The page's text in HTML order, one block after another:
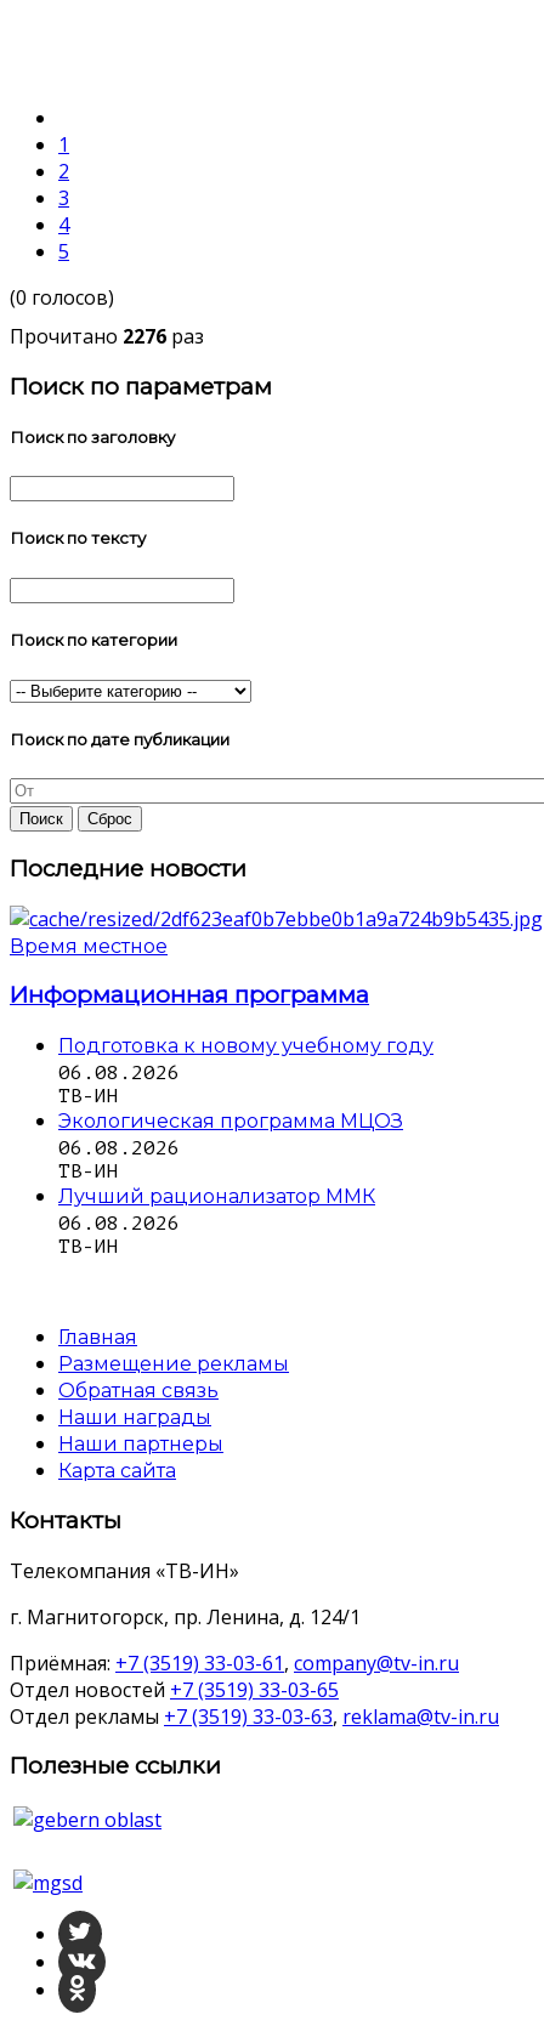
1
2
3
4
5
(0 голосов)
Прочитано 2276 раз
Поиск по параметрам
Поиск по заголовку
Поиск по тексту
Поиск по категории
Поиск по дате публикации
Последние новости
Время местное
Информационная программа
Подготовка к новому учебному году
06.08.2026
ТВ-ИН
Экологическая программа МЦОЗ
06.08.2026
ТВ-ИН
Лучший рационализатор ММК
06.08.2026
ТВ-ИН
Главная
Размещение рекламы
Обратная связь
Наши награды
Наши партнеры
Карта сайта
Контакты
Телекомпания «ТВ-ИН»
г. Магнитогорск, пр. Ленина, д. 124/1
Приёмная: +7 (3519) 33-03-61, company@tv-in.ru
Отдел новостей +7 (3519) 33-03-65
Отдел рекламы +7 (3519) 33-03-63, reklama@tv-in.ru
Полезные ссылки